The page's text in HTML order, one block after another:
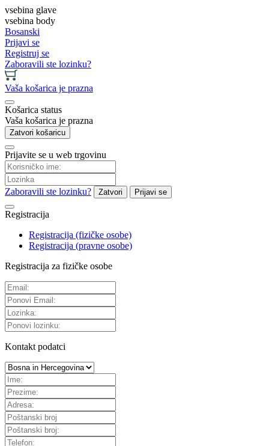
vsebina glave
vsebina body
Bosanski
Prijavi se
Registruj se
Zaboravili ste lozinku?
Vaša košarica je prazna
Košarica status
Vaša košarica je prazna
Zatvori košaricu
Prijavite se u web trgovinu
Zaboravili ste lozinku? Zatvori Prijavi se
Registracija
Registracija (fizičke osobe)
Registracija (pravne osobe)
Registracija za fizičke osobe
Kontakt podatci